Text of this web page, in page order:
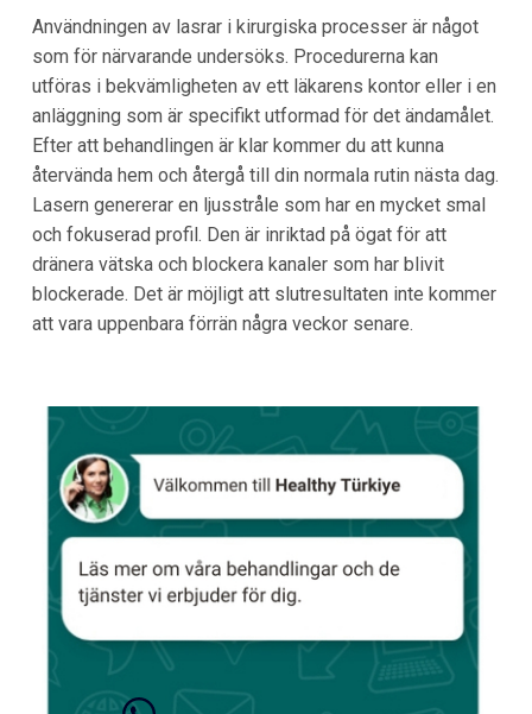
Användningen av lasrar i kirurgiska processer är något
som för närvarande undersöks. Procedurerna kan
utföras i bekvämligheten av ett läkarens kontor eller i en
anläggning som är specifikt utformad för det ändamålet.
Efter att behandlingen är klar kommer du att kunna
återvända hem och återgå till din normala rutin nästa dag.
Lasern genererar en ljusstråle som har en mycket smal
och fokuserad profil. Den är inriktad på ögat för att
dränera vätska och blockera kanaler som har blivit
blockerade. Det är möjligt att slutresultaten inte kommer
att vara uppenbara förrän några veckor senare.